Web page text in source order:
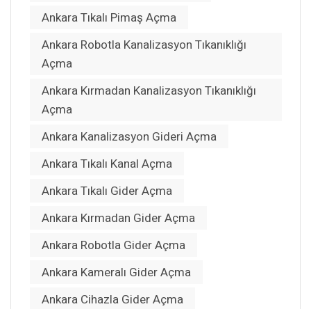
Ankara Tıkalı Pimaş Açma
Ankara Robotla Kanalizasyon Tıkanıklığı
Açma
Ankara Kırmadan Kanalizasyon Tıkanıklığı
Açma
Ankara Kanalizasyon Gideri Açma
Ankara Tıkalı Kanal Açma
Ankara Tıkalı Gider Açma
Ankara Kırmadan Gider Açma
Ankara Robotla Gider Açma
Ankara Kameralı Gider Açma
Ankara Cihazla Gider Açma